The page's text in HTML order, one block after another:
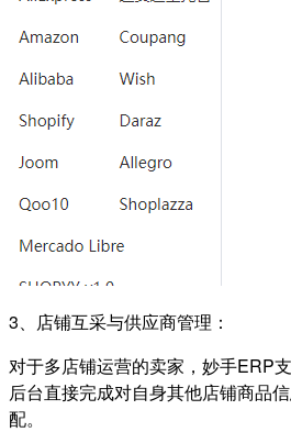
3、店铺互采与供应商管理：
对于多店铺运营的卖家，妙手ERP
后台直接完成对自身其他店铺商品
配。